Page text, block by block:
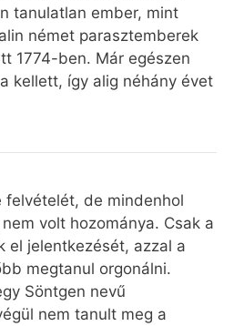
tanulatlan ember, mint
német parasztemberek
1774-ben. Már egészen
kellett, így alig néhány évet
de mindenhol
volt hozománya. Csak a
el jelentkezését, azzal a
megtanul orgonálni.
Söntgen nevű
nem tanult meg a